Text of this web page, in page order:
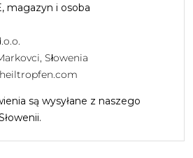
magazyn i osoba
Słowenia
są wysyłane z naszego